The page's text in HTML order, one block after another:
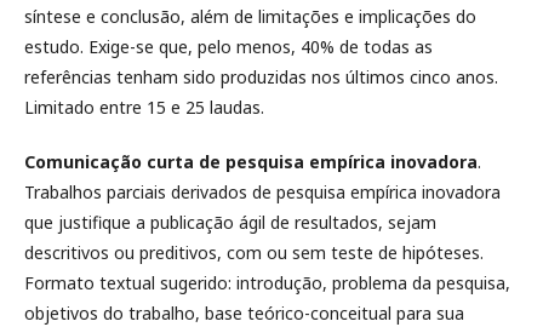
síntese e conclusão, além de limitações e implicações do
estudo. Exige-se que, pelo menos, 40% de todas as
referências tenham sido produzidas nos últimos cinco anos.
Limitado entre 15 e 25 laudas.
Comunicação curta de pesquisa empírica inovadora.
Trabalhos parciais derivados de pesquisa empírica inovadora
que justifique a publicação ágil de resultados, sejam
descritivos ou preditivos, com ou sem teste de hipóteses.
Formato textual sugerido: introdução, problema da pesquisa,
objetivos do trabalho, base teórico-conceitual para sua